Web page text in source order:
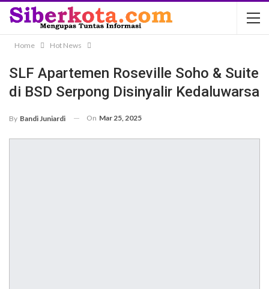
Home Hot News
SLF Apartemen Roseville Soho & Suite
di BSD Serpong Disinyalir Kedaluwarsa
By Bandi Juniardi On Mar 25, 2025